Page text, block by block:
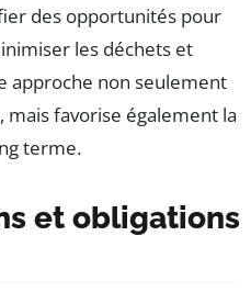
des opportunités pour
les déchets et
approche non seulement
favorise également la
terme.
et obligations